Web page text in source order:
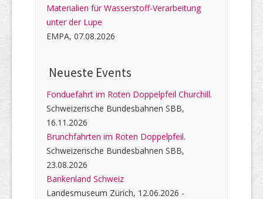
Materialien für Wasserstoff-Verarbeitung
unter der Lupe
EMPA, 07.08.2026
Neueste Events
Fonduefahrt im Roten Doppelpfeil Churchill.
Schweizerische Bundesbahnen SBB,
16.11.2026
Brunchfahrten im Roten Doppelpfeil.
Schweizerische Bundesbahnen SBB,
23.08.2026
Bankenland Schweiz
Landesmuseum Zürich, 12.06.2026 -